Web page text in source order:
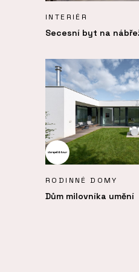
INTERIÉR
Secesní byt na
RODINNÉ DOMY
Dům milovníka umění